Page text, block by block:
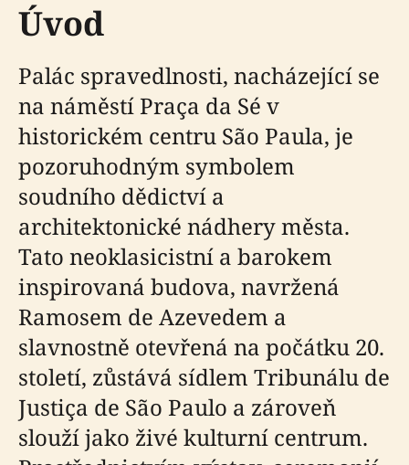
Úvod
Palác spravedlnosti, nacházející se
na náměstí Praça da Sé v
historickém centru São Paula, je
pozoruhodným symbolem
soudního dědictví a
architektonické nádhery města.
Tato neoklasicistní a barokem
inspirovaná budova, navržená
Ramosem de Azevedem a
slavnostně otevřená na počátku 20.
století, zůstává sídlem Tribunálu de
Justiça de São Paulo a zároveň
slouží jako živé kulturní centrum.